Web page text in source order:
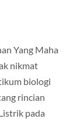
Yang Maha
nikmat
biologi
rincian
pada